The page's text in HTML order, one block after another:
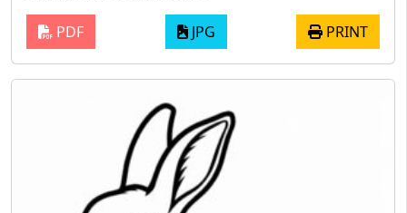
PDF JPG PRINT